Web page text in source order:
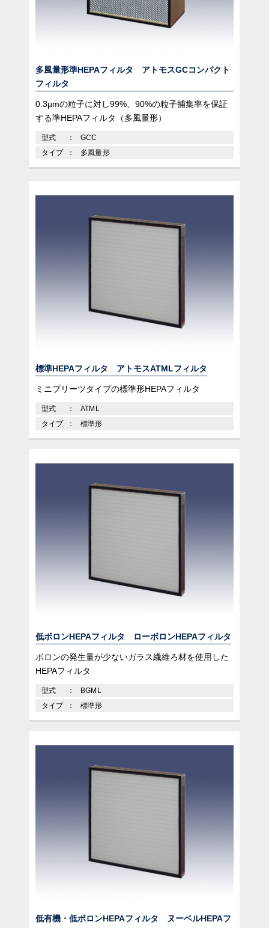
多風量形準HEPAフィルタ アトモスGCコンパクト
フィルタ
0.3μmの粒子に対し99%、90%の粒子捕集率を保証
する準HEPAフィルタ（多風量形）
型式
GCC
タイプ
多風量形
標準HEPAフィルタ アトモスATMLフィルタ
ミニプリーツタイプの標準形HEPAフィルタ
型式
ATML
タイプ
標準形
低ボロンHEPAフィルタ ローボロンHEPAフィルタ
ボロンの発生量が少ないガラス繊維ろ材を使用した
HEPAフィルタ
型式
BGML
タイプ
標準形
低有機・低ボロンHEPAフィルタ ヌーベルHEPAフ